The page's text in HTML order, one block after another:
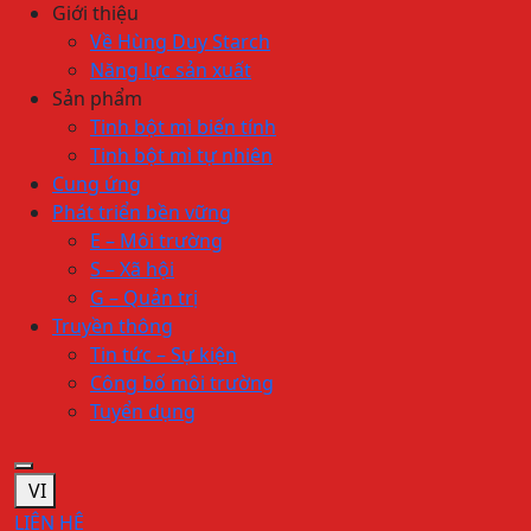
Giới thiệu
Về Hùng Duy Starch
Năng lực sản xuất
Sản phẩm
Tinh bột mì biến tính
Tinh bột mì tự nhiên
Cung ứng
Phát triển bền vững
E – Môi trường
S – Xã hội
G – Quản trị
Truyền thông
Tin tức – Sự kiện
Công bố môi trường
Tuyển dụng
VI
LIÊN HỆ